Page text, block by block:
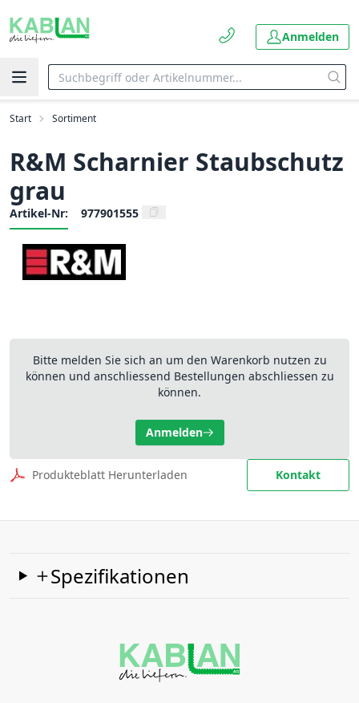
Anmelden
Start Sortiment
R&M Scharnier Staubschutz
grau
Artikel-Nr: 977901555
Bitte melden Sie sich an um den Warenkorb nutzen zu
können und anschliessend Bestellungen abschliessen zu
können.
Anmelden
Produkteblatt Herunterladen Kontakt
Spezifikationen